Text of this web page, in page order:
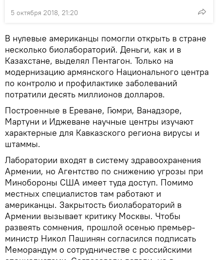
5 октября 2018, 21:20
В нулевые американцы помогли открыть в стране
несколько биолабораторий. Деньги, как и в
Казахстане, выделял Пентагон. Только на
модернизацию армянского Национального центра
по контролю и профилактике заболеваний
потратили десять миллионов долларов.
Построенные в Ереване, Гюмри, Ванадзоре,
Мартуни и Иджеване научные центры изучают
характерные для Кавказского региона вирусы и
штаммы.
Лаборатории входят в систему здравоохранения
Армении, но Агентство по снижению угрозы при
Минобороны США имеет туда доступ. Помимо
местных специалистов там работают и
американцы. Закрытость биолабораторий в
Армении вызывает критику Москвы. Чтобы
развеять сомнения, прошлой осенью премьер-
министр Никол Пашинян согласился подписать
Меморандум о сотрудничестве с российскими